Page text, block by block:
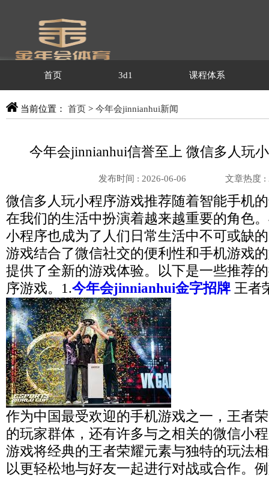
首页 3d1 课程体系
当前位置： 首页 > 今年会jinnianhui新闻
今年会jinnianhui信誉至上 微信多人玩
发布时间 : 2026-06-06 文章热度 :
微信多人玩小程序游戏推荐随着智能手机
在我们的生活中扮演着越来越重要的角色
小程序也成为了人们日常生活中不可或缺
游戏结合了微信社交的便利性和手机游戏
提供了全新的游戏体验。以下是一些推荐
序游戏。1.今年会jinnianhui金字招牌 王者
作为中国最受欢迎的手机游戏之一，王者
的玩家群体，还有许多与之相关的微信小
游戏将经典的王者荣耀元素与独特的玩法
以更轻松地与好友一起进行对战或合作。